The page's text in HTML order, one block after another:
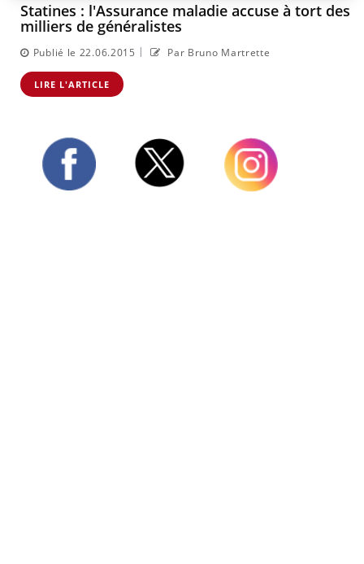
Statines : l'Assurance maladie accuse à tort des
milliers de généralistes
Publié le 22.06.2015 | Par Bruno Martrette
LIRE L'ARTICLE